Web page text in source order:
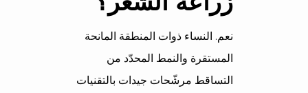
نعم. النساء ذوات المنطقة المانحة
المستقرة والنمط المحدّد من
التساقط مرشّحات جيدات بالتقنيات